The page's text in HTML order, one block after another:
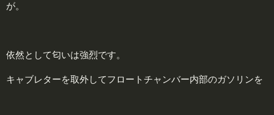
が。
依然として匂いは強烈です。
キャブレターを取外してフロートチャンバー内部のガソリンを